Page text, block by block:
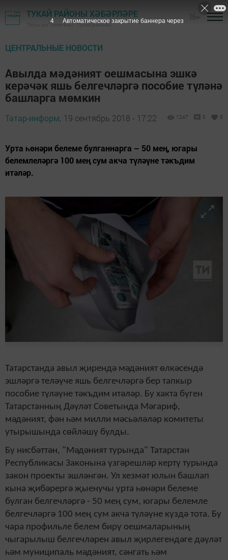
ТУКАЙ РАЙОНЫ ХӘБӘРЛӘРЕ
"Якты юл" газетасы - Тукай районы
ЦЕНТРАЛЬНЫЕ НОВОСТИ
Авылда мәдәният оешмасына эшкә
керәчәк яшь белгечләргә пособие түләнә
башларга мөмкин
Татар-информ, 19 сентябрь 2018 - 17:22 1247 0 0
Урта һөнәри белеме булганнарга – 50 мең, югары
белемлеләргә 100 мең сум акча түләүне тәкъдим
итәләр.
Татарстанда авыл җирендә мәдәният өлкәсендә
эшләргә теләүче яшь белгечләргә бер тапкыр
пособие түләүне тәкъдим итәләр. Бу хакта бүген
Татарстанның Дәүләт Советында Мәгариф,
мәдәният, фән һәм милли мәсьәләләр комитеты
утырышында сөйләшү булды.
Бу нисбәттән, "Мәдәният турында" Татарстан
Республикасы Законына үзгәрешләр кертү турында
закон проекты эшләнгән. Ул хезмәт юлын башлап
кына җибәрергә җыенучы урта һөнәри белеме
булган белгечләргә - 50 мең сум, югары белемле
белгечләргә 100 мең сум акча түләүне күздә тота. Бу
чара профильле белем бирү оешмаларының
чыгарылыш белгечләрен авыл җирлегендәге дәүләт
һәм муниципаль мәдәният, сәнгать һәм
3 Автоматическое закрытие баннера через